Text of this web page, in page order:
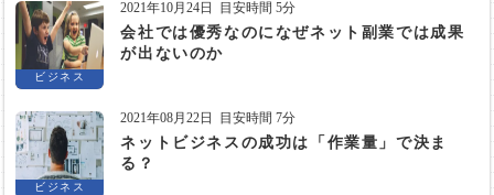
ビジネス
2021年10月24日 目安時間 5分
会社では優秀なのになぜネット副業では成果
が出ないのか
ビジネス
2021年08月22日 目安時間 7分
ネットビジネスの成功は「作業量」で決ま
る？